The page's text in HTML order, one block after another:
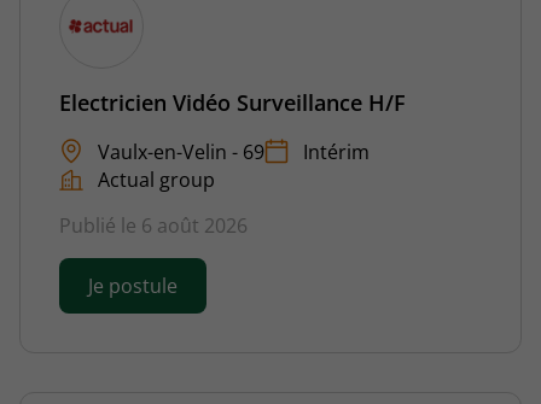
Electricien Vidéo Surveillance H/F
Vaulx-en-Velin - 69
Intérim
Actual group
Publié le 6 août 2026
Je postule